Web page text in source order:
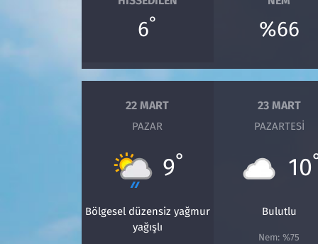
6° %66
22 MART
PAZAR
9°
Bölgesel düzensiz yağmur
yağışlı
23 MART
PAZARTESI
10
Bulutlu
Nem: %75